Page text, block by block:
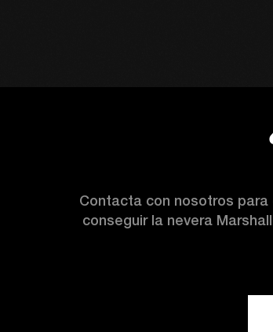
Contacta con nosotros
conseguir la nevera